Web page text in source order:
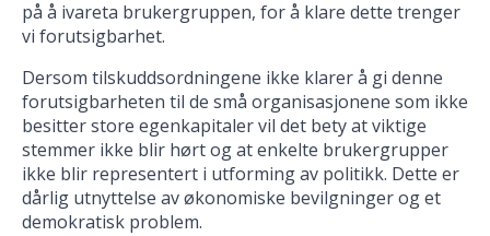
på å ivareta brukergruppen, for å klare dette trenger
vi forutsigbarhet.
Dersom tilskuddsordningene ikke klarer å gi denne
forutsigbarheten til de små organisasjonene som ikke
besitter store egenkapitaler vil det bety at viktige
stemmer ikke blir hørt og at enkelte brukergrupper
ikke blir representert i utforming av politikk. Dette er
dårlig utnyttelse av økonomiske bevilgninger og et
demokratisk problem.